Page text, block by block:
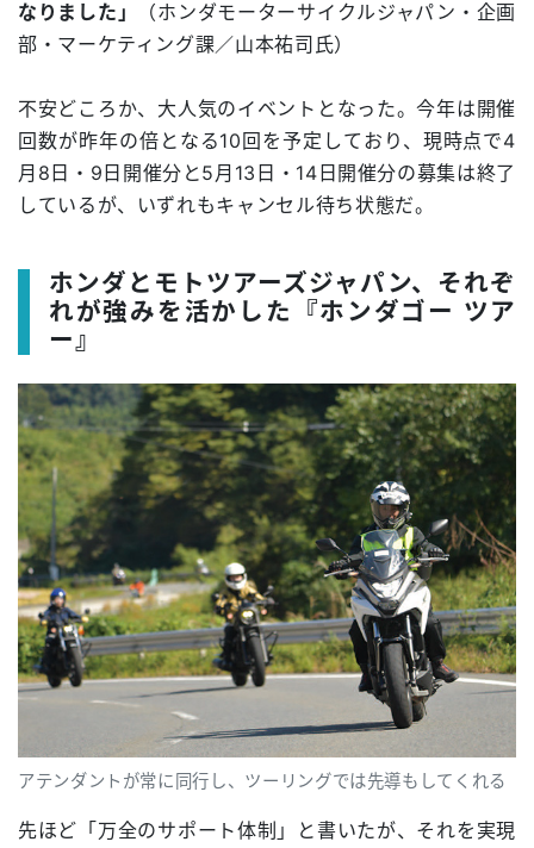
なりました」
（ホンダモーターサイクルジャパン・企画
部・マーケティング課／山本祐司氏）
不安どころか、大人気のイベントとなった。今年は開催
回数が昨年の倍となる10回を予定しており、現時点で4
月8日・9日開催分と5月13日・14日開催分の募集は終了
しているが、いずれもキャンセル待ち状態だ。
ホンダとモトツアーズジャパン、それぞ
れが強みを活かした『ホンダゴー ツア
ー』
アテンダントが常に同行し、ツーリングでは先導もしてくれる
先ほど「万全のサポート体制」と書いたが、それを実現